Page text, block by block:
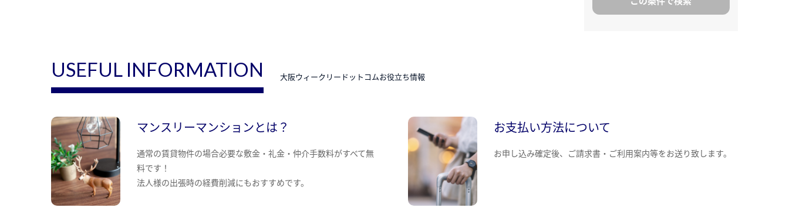
USEFUL INFORMATION 大阪ウィークリードットコムお役立ち情報
マンスリーマンションとは？
通常の賃貸物件の場合必要な敷金・礼金・仲介手数料がすべて無
料です！
法人様の出張時の経費削減にもおすすめです。
お支払い方法について
お申し込み確定後、ご請求書・ご利用案内等をお送り致します。